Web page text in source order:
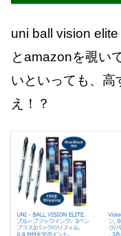
uni ball vision
とamazonを覗い
いといっても、高
え！？